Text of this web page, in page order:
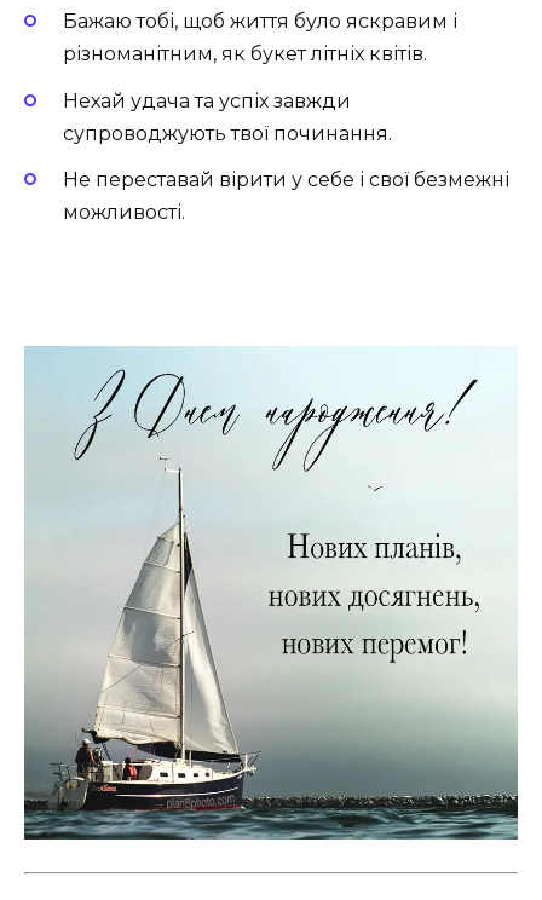
Бажаю тобі, щоб життя було яскравим і
різноманітним, як букет літніх квітів.
Нехай удача та успіх завжди
супроводжують твої починання.
Не переставай вірити у себе і свої безмежні
можливості.